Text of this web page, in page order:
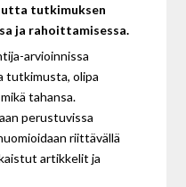
tutkimuksen
ja rahoittamisessa.
arvioinnissa
tutkimusta, olipa
tahansa.
perustuvissa
riittävällä
artikkelit ja